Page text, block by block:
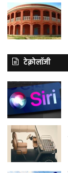
टेक्नोलॉजी